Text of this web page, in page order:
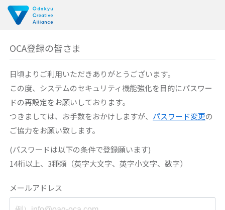
OCA登録の皆さま
日頃よりご利用いただきありがとうございます。
この度、システムのセキュリティ機能強化を目的にパスワー
ドの再設定をお願いしております。
つきましては、お手数をおかけしますが、 パスワード変更の
ご協力をお願い致します。
(パスワードは以下の条件で登録願います)
14桁以上、3種類（英字大文字、英字小文字、数字）
メールアドレス